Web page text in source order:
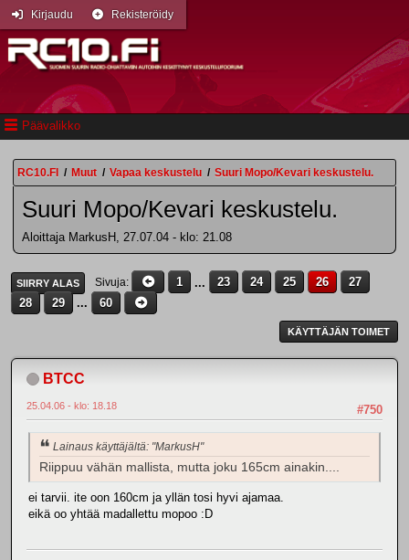
Päävalikko
Kirjaudu Rekisteröidy
RC10.FI / Muut / Vapaa keskustelu / Suuri Mopo/Kevari keskustelu.
Suuri Mopo/Kevari keskustelu.
Aloittaja MarkusH, 27.07.04 - klo: 21.08
SIIRRY ALAS Sivuja 1 ... 23 24 25 26
27
28
29 ... 60
KÄYTTÄJÄN TOIMET
BTCC
#750
25.04.06 - klo: 18.18
Lainaus käyttäjältä: "MarkusH"
Riippuu vähän mallista, mutta joku 165cm ainakin....
ei tarvii. ite oon 160cm ja yllän tosi hyvi ajamaa.
eikä oo yhtää madallettu mopoo :D